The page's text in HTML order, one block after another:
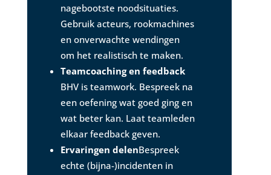
nagebootste noodsituaties.
Gebruik acteurs, rookmachines
en onverwachte wendingen
om het realistisch te maken.
Teamcoaching en feedback
BHV is teamwork. Bespreek na
een oefening wat goed ging en
wat beter kan. Laat teamleden
elkaar feedback geven.
Ervaringen delenBespreek
echte (bijna-)incidenten in